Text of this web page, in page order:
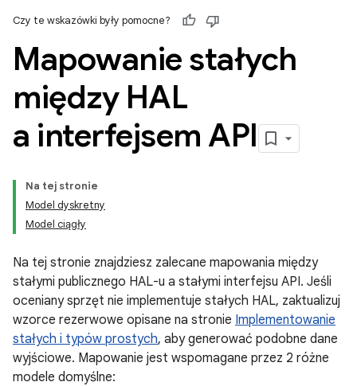
Czy te wskazówki były pomocne?
Mapowanie stałych
między HAL
a interfejsem API
Na tej stronie
Model dyskretny
Model ciągły
Na tej stronie znajdziesz zalecane mapowania między
stałymi publicznego HAL-u a stałymi interfejsu API. Jeśli
oceniany sprzęt nie implementuje stałych HAL, zaktualizuj
wzorce rezerwowe opisane na stronie Implementowanie
stałych i typów prostych, aby generować podobne dane
wyjściowe. Mapowanie jest wspomagane przez 2 różne
modele domyślne: